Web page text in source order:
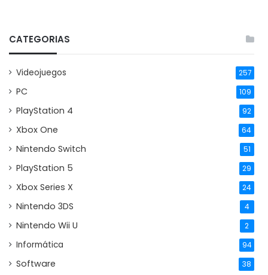
CATEGORIAS
Videojuegos 257
PC 109
PlayStation 4 92
Xbox One 64
Nintendo Switch 51
PlayStation 5 29
Xbox Series X 24
Nintendo 3DS 4
Nintendo Wii U 2
Informática 94
Software 38